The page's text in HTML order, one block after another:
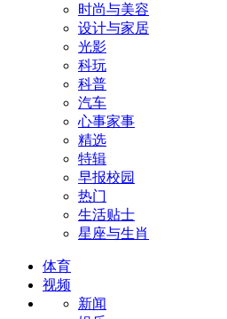
时尚与美容
设计与家居
光影
科玩
科普
汽车
心事家事
精选
特辑
早报校园
热门
生活贴士
星座与生肖
体育
视频
新闻